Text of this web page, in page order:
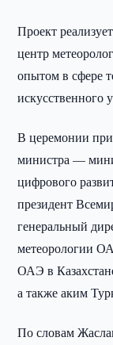
Проект
центр
опытом в сфере
искусственного
В церемонии
министра —
цифрового
президент
генеральный
метеорологии
ОАЭ в
а также аким
По словам